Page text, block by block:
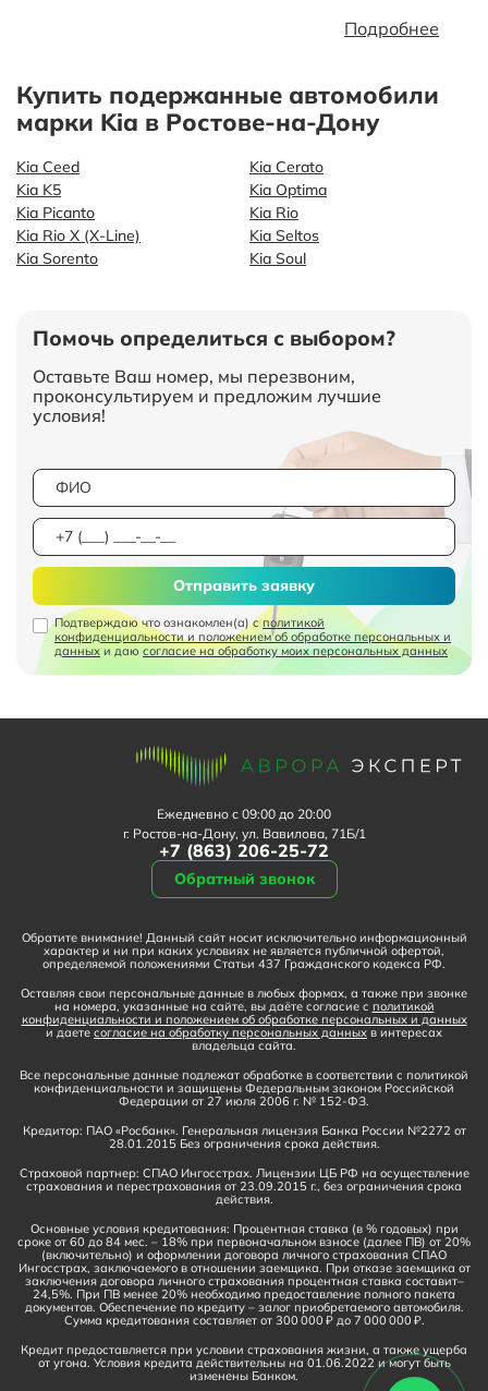
Подробнее
Купить подержанные автомобили
марки Kia в Ростове-на-Дону
Kia Ceed
Kia Cerato
Kia K5
Kia Optima
Kia Picanto
Kia Rio
Kia Rio X (X-Line)
Kia Seltos
Kia Sorento
Kia Soul
Помочь определиться с выбором?
Оставьте Ваш номер, мы перезвоним,
проконсультируем и предложим лучшие
условия!
Подтверждаю что ознакомлен(а) сполитикой
конфиденциальности и положением об обработке персональных и
данных и даю согласие на обработку моих персональных данных
Отправить заявку
Ежедневно с 09:00 до 20:00
г. Ростов-на-Дону, ул. Вавилова, 71Б/1
+7 (863) 206-25-72
Обратный звонок
Обратите внимание! Данный сайт носит исключительно информационный
характер и ни при каких условиях не является публичной офертой,
определяемой положениями Статьи 437 Гражданского кодекса РФ.
Оставляя свои персональные данные в любых формах, а также при звонке
на номера, указанные на сайте, вы даёте согласие с политикой
конфиденциальности и положением об обработке персональных и данных
и даете согласие на обработку персональных данных в интересах
владельца сайта.
Все персональные данные подлежат обработке в соответствии с политикой
конфиденциальности и защищены Федеральным законом Российской
Федерации от 27 июля 2006 г. № 152-ФЗ.
Кредитор: ПАО «Росбанк». Генеральная лицензия Банка России №2272 от
28.01.2015 Без ограничения срока действия.
Страховой партнер: СПАО Ингосстрах. Лицензии ЦБ РФ на осуществление
страхования и перестрахования от 23.09.2015 г., без ограничения срока
действия.
Основные условия кредитования: Процентная ставка (в % годовых) при
сроке от 60 до 84 мес. – 18% при первоначальном взносе (далее ПВ) от 20%
(включительно) и оформлении договора личного страхования СПАО
Ингосстрах, заключаемого в отношении заемщика. При отказе заемщика от
заключения договора личного страхования процентная ставка составит–
24,5%. При ПВ менее 20% необходимо предоставление полного пакета
документов. Обеспечение по кредиту – залог приобретаемого автомобиля.
Сумма кредитования составляет от 300 000 ₽ до 7 000 000 ₽.
Кредит предоставляется при условии страхования жизни, а также ущерба
от угона. Условия кредита действительны на 01.06.2022 и могут быть
изменены Банком.